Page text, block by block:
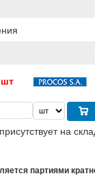
шт
присутствует на
партиями